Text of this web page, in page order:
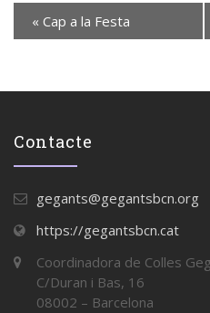
« Cap a la Festa
Contacte
gegants@gegantsbcn.org
https://gegantsbcn.cat
Coordinadora de Colles
C/Duran i Bas, 16
08002 – Barcelona